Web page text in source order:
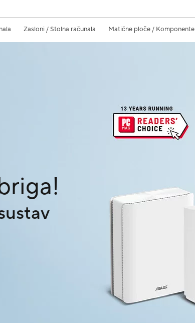
Zasloni / Stolna računala Matične ploče / Komponente